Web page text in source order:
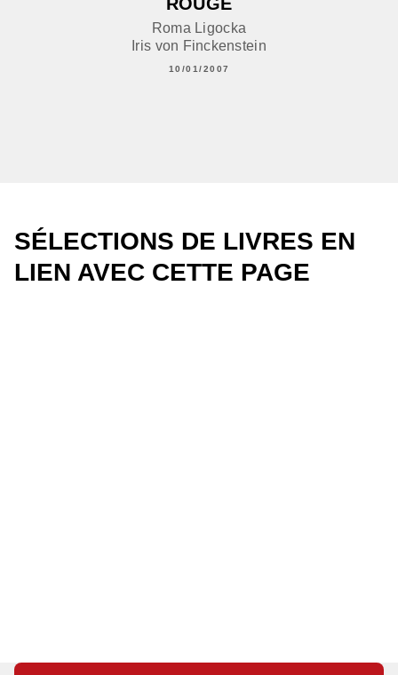
Roma Ligocka
Iris von Finckenstein
10/01/2007
SÉLECTIONS DE LIVRES EN
LIEN AVEC CETTE PAGE